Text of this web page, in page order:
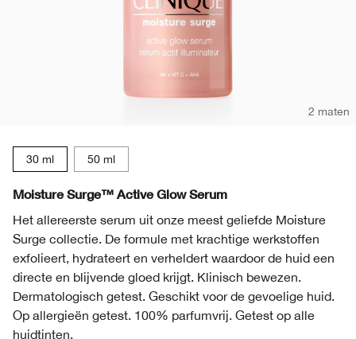
2 maten
30 ml 50 ml
Moisture Surge™ Active Glow Serum
Het allereerste serum uit onze meest geliefde Moisture
Surge collectie. De formule met krachtige werkstoffen
exfolieert, hydrateert en verheldert waardoor de huid een
directe en blijvende gloed krijgt. Klinisch bewezen.
Dermatologisch getest. Geschikt voor de gevoelige huid.
Op allergieën getest. 100% parfumvrij. Getest op alle
huidtinten.